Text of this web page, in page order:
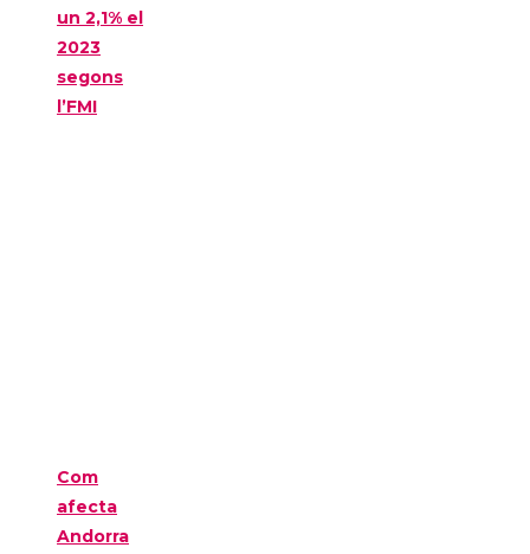
un 2,1% el
2023
segons
l’FMI
Com
afecta
Andorra